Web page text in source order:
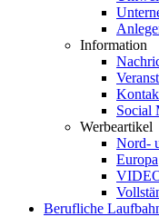
Information
Social
Werbeartikel
Nord-
Europa
Berufliche